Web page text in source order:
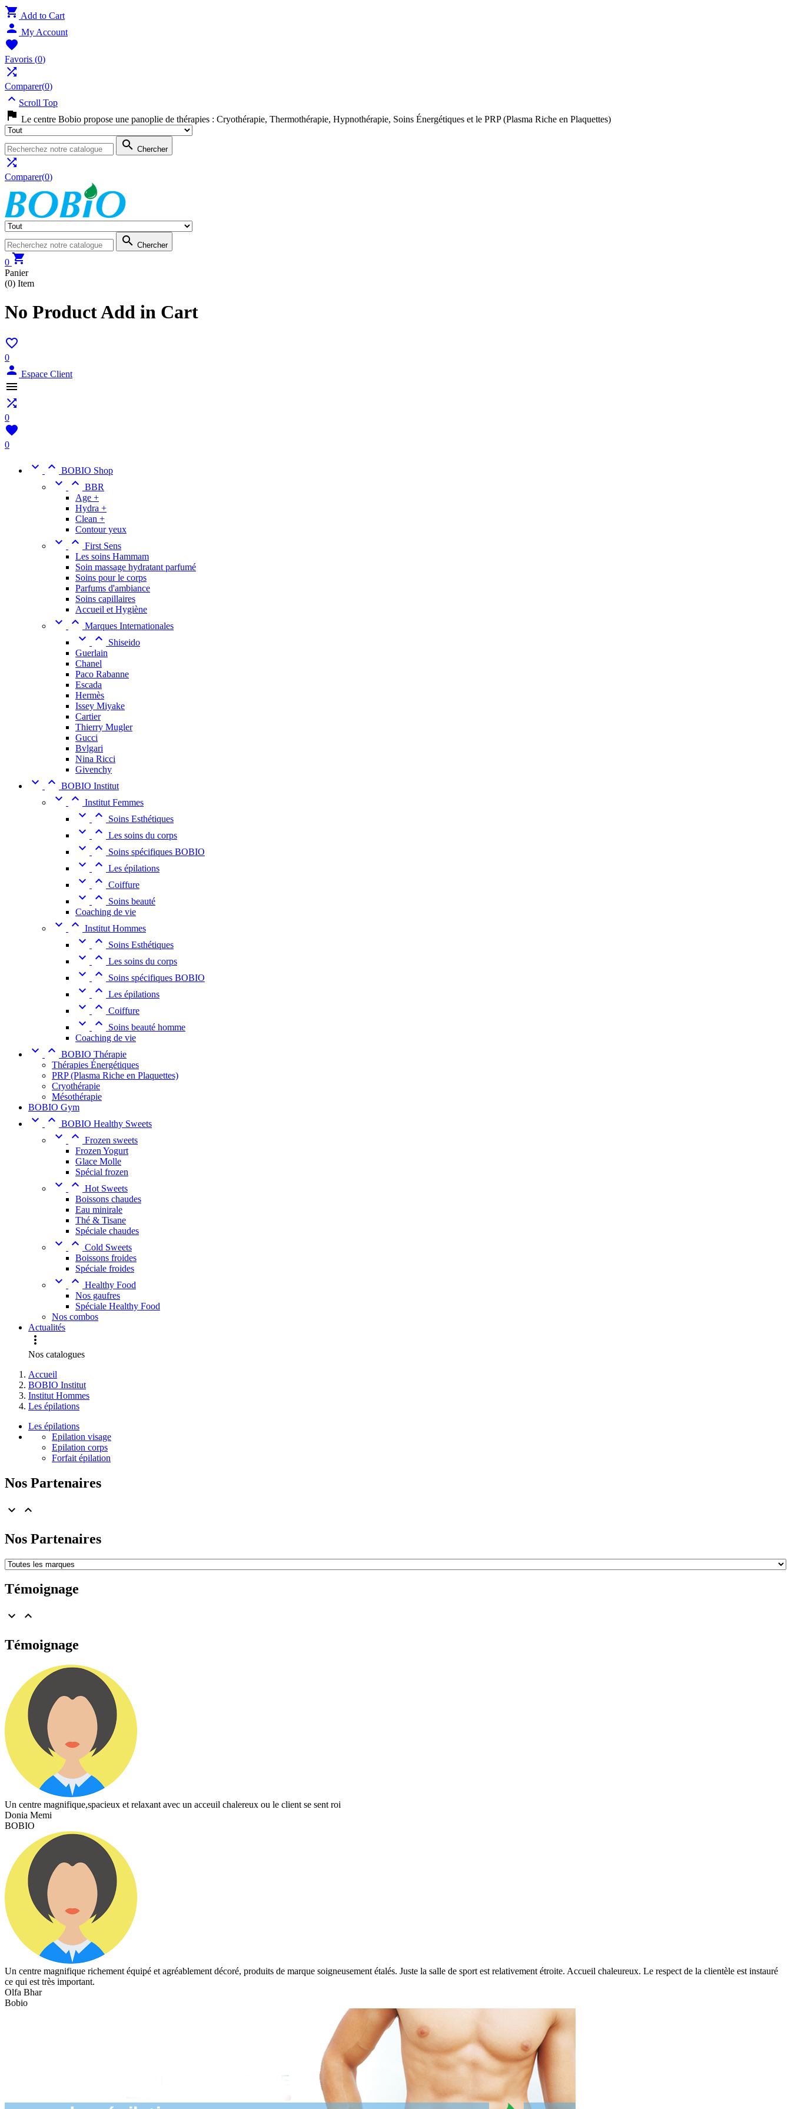
 Add to Cart
 My Account

Favoris (0)

Comparer(0)
 Scroll Top
 Le centre Bobio propose une panoplie de thérapies : Cryothérapie, Thermothérapie, Hypnothérapie, Soins Énergétiques et le PRP (Plasma Riche en Plaquettes)
 Chercher

Comparer(0)
 Chercher
0 
Panier
(0) Item
No Product Add in Cart

0
 Espace Client


0

0
  BOBIO Shop
  BBR
Age +
Hydra +
Clean +
Contour yeux
  First Sens
Les soins Hammam
Soin massage hydratant parfumé
Soins pour le corps
Parfums d'ambiance
Soins capillaires
Accueil et Hygiène
  Marques Internationales
 
Shiseido
Guerlain
Chanel
Paco Rabanne
Escada
Hermès
Issey Miyake
Cartier
Thierry Mugler
Gucci
Bvlgari
Nina Ricci
Givenchy
  BOBIO Institut
  Institut Femmes
  Soins Esthétiques
  Les soins du corps
  Soins spécifiques BOBIO
  Les épilations
  Coiffure
 
Soins beauté
Coaching de vie
  Institut Hommes
  Soins Esthétiques
  Les soins du corps
  Soins spécifiques BOBIO
  Les épilations
  Coiffure
 
Soins beauté homme
Coaching de vie
  BOBIO Thérapie
Thérapies Énergétiques
PRP (Plasma Riche en Plaquettes)
Cryothérapie
Mésothérapie
BOBIO Gym
  BOBIO Healthy Sweets
  Frozen sweets
Frozen Yogurt
Glace Molle
Spécial frozen
  Hot Sweets
Boissons chaudes
Eau minirale
Thé & Tisane
Spéciale chaudes
  Cold Sweets
Boissons froides
Spéciale froides
  Healthy Food
Nos gaufres
Spéciale Healthy Food
Nos combos
Actualités

Nos catalogues
Accueil
BOBIO Institut
Institut Hommes
Les épilations
Les épilations
Epilation visage
Epilation corps
Forfait épilation
Nos Partenaires
 
Nos Partenaires
Témoignage
 
Témoignage
Un centre magnifique,spacieux et relaxant avec un acceuil chalereux ou le client se sent roi
Donia Memi
BOBIO
Un centre magnifique richement équipé et agréablement décoré, produits de marque soigneusement étalés. Juste la salle de sport est relativement étroite. Accueil chaleureux. Le respect de la clientèle est instauré
ce qui est très important.
Olfa Bhar
Bobio